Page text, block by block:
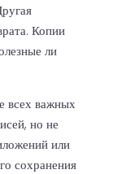
Копии
ли
всех важных
но не
или
сохранения